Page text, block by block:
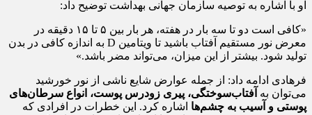
او با اشاره به توصیه سازمان جهانی بهداشت توضیح داد:
«کافی است دو تا سه بار در هفته، هر بار بین ۵ تا ۱۵ دقیقه در
معرض نور مستقیم آفتاب باشید تا ویتامین D به اندازه کافی در بدن
تولید شود. بیشتر از این میزان، می‌تواند مضر باشد.»
فرهادی ادامه داد: از جمله عوارض شایع ناشی از نور خورشید
می‌توان به آفتاب‌سوختگی، پیری زودرس پوست، انواع سرطان‌های
پوستی و آسیب به چشم‌ها اشاره کرد. این خطرات در افرادی که